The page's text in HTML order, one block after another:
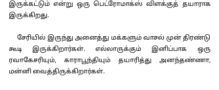
இருக்கட்டும் என்று ஒரு பெட்ரோமாக்ஸ் விளக்குத் தயாராக
இருக்கிறது.
சேரியில் இருந்து அனைத்து மக்களும் வாசல் முன் திரண்டு
கூடி இருக்கிறார்கள். எல்லாருக்கும் இனிப்பாக ஒரு
ரவாகேசரியும், காராபூந்தியும் தயாரித்து அனந்தண்ணா,
மன்னி வைத்திருக்கிறார்கள்.